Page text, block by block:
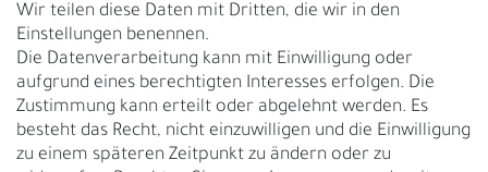
Über uns
Rückgabe
Gürtelgröße messen
Garantie
GESCHÄFTSKUNDEN & HÄNDLER
Wir teilen diese Daten mit Dritten, die wir in den
Einstellungen benennen.
Die Datenverarbeitung kann mit Einwilligung oder
aufgrund eines berechtigten Interesses erfolgen. Die
Zustimmung kann erteilt oder abgelehnt werden. Es
besteht das Recht, nicht einzuwilligen und die Einwilligung
zu einem späteren Zeitpunkt zu ändern oder zu